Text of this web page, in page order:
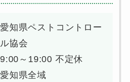
愛知県ペストコントロー
ル協会
9:00～19:00 不定休
愛知県全域